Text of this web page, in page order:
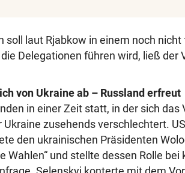
soll laut Rjabkow in einem noch
Delegationen führen wird, ließ der
von Ukraine ab – Russland erfreut
in einer Zeit statt, in der sich das
Ukraine zusehends verschlechtert.
den ukrainischen Präsidenten
Wahlen“ und stellte dessen Rolle bei